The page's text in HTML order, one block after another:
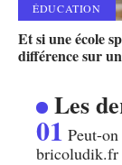
ÉDUCATION
Et si une école
différence sur
Les
Peut-
bricoludik.fr